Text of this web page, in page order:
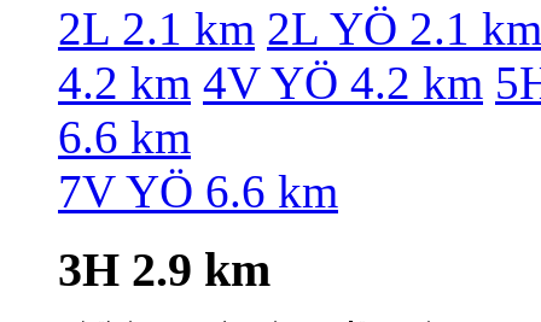
2L 2.1 km 2L YÖ 2.1 km
4.2 km 4V YÖ 4.2 km
6.6 km
7V YÖ 6.6 km
3H 2.9 km